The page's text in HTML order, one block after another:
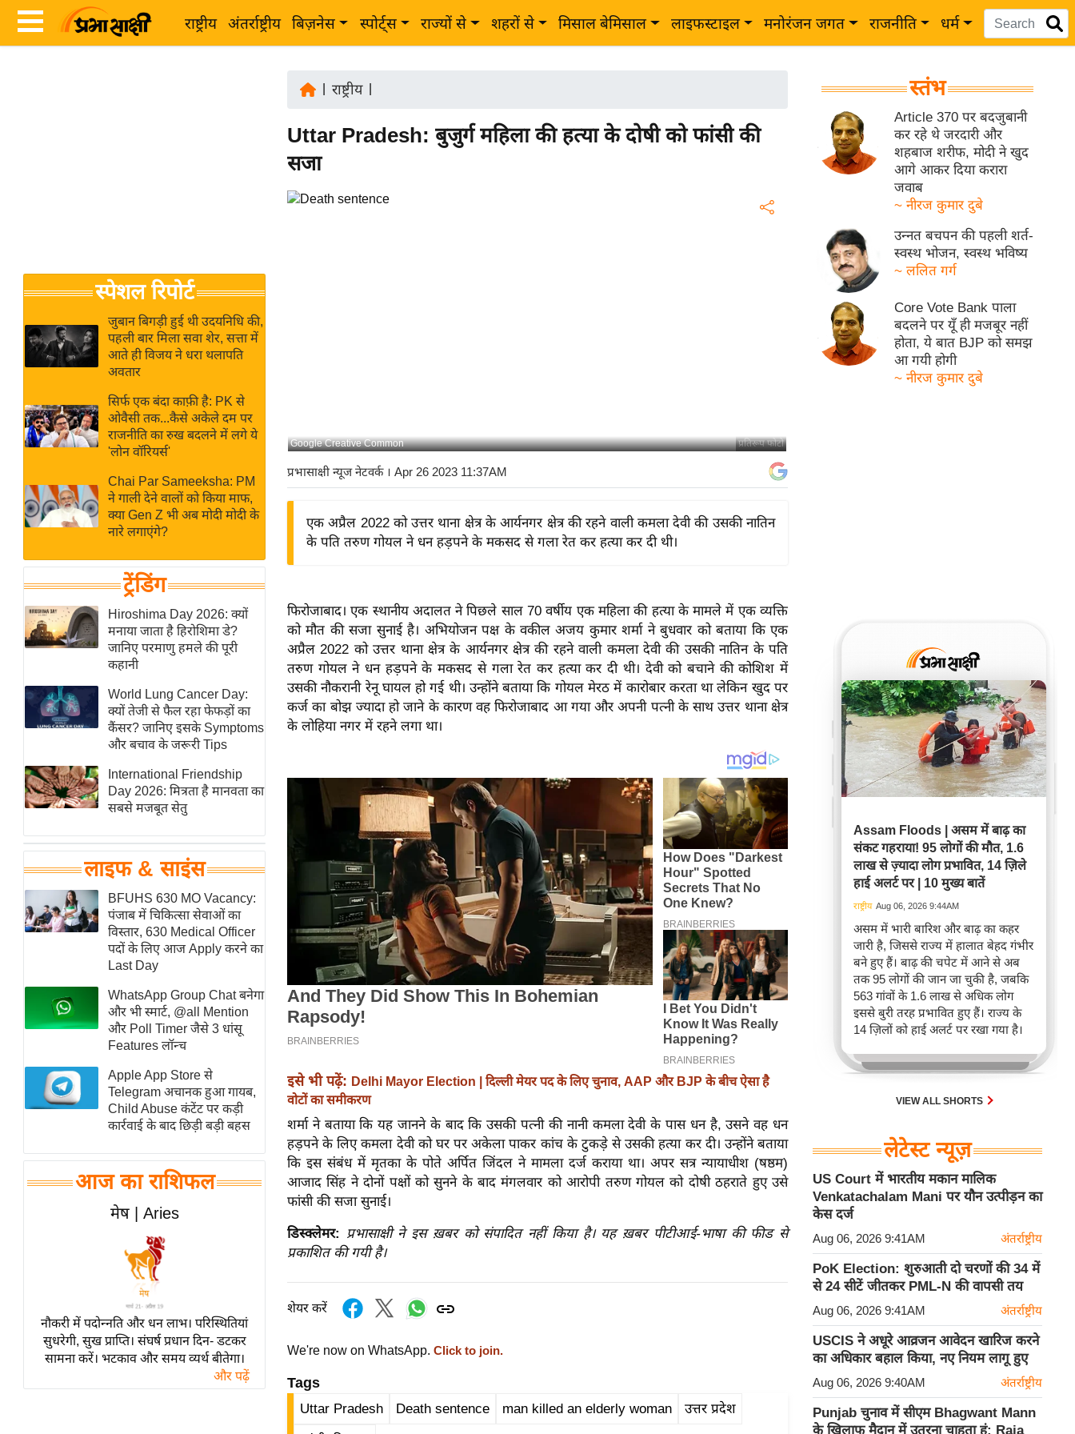
राष्ट्रीय अंतर्राष्ट्रीय बिज़नेस स्पोर्ट्स राज्यों से शहरों से मिसाल बेमिसाल लाइफस्टाइल मनोरंजन जगत राजनीति धर्म
Breaking
News in
Hindi
Hindi
Hindi
जगत
राय
बजट
क्रिकेट
IPL
ई-पेपर
मिसाल बेमिसाल
यंग इंडिया
साहित्य जगत
ऑटो वर्ल्ड
न्यूज ब्रीफ
बॉलीवुड
हॉलीवुड
फिल्म समीक्षा
Breaking
News
टेक्नॉलॉजी
ब्यूटी/फैशन
घरेलू नुस्खे
पर्यटन स्थल
फिटनेस मंत्रा
रिलेशनशिप
राजनीति
विश्लेषण
समसामयिक
मातृभूमि
स्तंभ
आई.
चाय पर
समीक्षा
धर्मस्थल
व्रत
स्पेशल रिपोर्ट
जुबान बिगड़ी हुई थी उदयनिधि की,
पहली बार मिला सवा शेर, सत्ता में
आते ही विजय ने धरा थलापति
अवतार
सिर्फ एक बंदा काफ़ी है: PK से
ओवैसी तक...कैसे अकेले दम पर
राजनीति का रुख बदलने में लगे ये
'लोन वॉरियर्स'
Chai Par Sameeksha: PM
ने गाली देने वालों को किया माफ,
क्या Gen Z भी अब मोदी मोदी के
नारे लगाएंगे?
ट्रेंडिंग
Hiroshima Day 2026: क्यों
मनाया जाता है हिरोशिमा डे?
जानिए परमाणु हमले की पूरी
कहानी
World Lung Cancer Day:
क्यों तेजी से फैल रहा फेफड़ों का
कैंसर? जानिए इसके Symptoms
और बचाव के जरूरी Tips
International Friendship
Day 2026: मित्रता है मानवता का
सबसे मजबूत सेतु
लाइफ & साइंस
BFUHS 630 MO Vacancy:
पंजाब में चिकित्सा सेवाओं का
विस्तार, 630 Medical Officer
पदों के लिए आज Apply करने का
Last Day
WhatsApp Group Chat बनेगा
और भी स्मार्ट, @all Mention
और Poll Timer जैसे 3 धांसू
Features लॉन्च
Apple App Store से
Telegram अचानक हुआ गायब,
Child Abuse कंटेंट पर कड़ी
कार्रवाई के बाद छिड़ी बड़ी बहस
आज का राशिफल
मेष | Aries
नौकरी में पदोन्नति और धन लाभ। परिस्थितियां
सुधरेगी, सुख प्राप्ति। संघर्ष प्रधान दिन- डटकर
सामना करें। भटकाव और समय व्यर्थ बीतेगा।
और पढ़ें
राष्ट्रीय|
Uttar Pradesh: बुजुर्ग महिला की हत्या के दोषी को फांसी की
सजा
प्रतिरूप फोटो
Google Creative Common
प्रभासाक्षी न्यूज नेटवर्क। Apr 26 2023 11:37AM
एक अप्रैल 2022 को उत्तर थाना क्षेत्र के आर्यनगर क्षेत्र की रहने वाली कमला देवी की उसकी नातिन
के पति तरुण गोयल ने धन हड़पने के मकसद से गला रेत कर हत्या कर दी थी।
फिरोजाबाद। एक स्थानीय अदालत ने पिछले साल 70 वर्षीय एक महिला की हत्या के मामले में एक व्यक्ति
को मौत की सजा सुनाई है। अभियोजन पक्ष के वकील अजय कुमार शर्मा ने बुधवार को बताया कि एक
अप्रैल 2022 को उत्तर थाना क्षेत्र के आर्यनगर क्षेत्र की रहने वाली कमला देवी की उसकी नातिन के पति
तरुण गोयल ने धन हड़पने के मकसद से गला रेत कर हत्या कर दी थी। देवी को बचाने की कोशिश में
उसकी नौकरानी रेनू घायल हो गई थी। उन्होंने बताया कि गोयल मेरठ में कारोबार करता था लेकिन खुद पर
कर्ज का बोझ ज्यादा हो जाने के कारण वह फिरोजाबाद आ गया और अपनी पत्नी के साथ उत्तर थाना क्षेत्र
के लोहिया नगर में रहने लगा था।
इसे भी पढ़ें: Delhi Mayor Election | दिल्ली मेयर पद के लिए चुनाव, AAP और BJP के बीच ऐसा है
वोटों का समीकरण
शर्मा ने बताया कि यह जानने के बाद कि उसकी पत्नी की नानी कमला देवी के पास धन है, उसने वह धन
हड़पने के लिए कमला देवी को घर पर अकेला पाकर कांच के टुकड़े से उसकी हत्या कर दी। उन्होंने बताया
कि इस संबंध में मृतका के पोते अर्पित जिंदल ने मामला दर्ज कराया था। अपर सत्र न्यायाधीश (षष्ठम)
आजाद सिंह ने दोनों पक्षों को सुनने के बाद मंगलवार को आरोपी तरुण गोयल को दोषी ठहराते हुए उसे
फांसी की सजा सुनाई।
डिस्क्लेमर: प्रभासाक्षी ने इस ख़बर को संपादित नहीं किया है। यह ख़बर पीटीआई-भाषा की फीड से
प्रकाशित की गयी है।
शेयर करें
We're now on WhatsApp. Click to join.
Tags
Uttar Pradesh Death sentence man killed an elderly woman उत्तर प्रदेश
स्तंभ
Article 370 पर बदजुबानी
कर रहे थे जरदारी और
शहबाज शरीफ, मोदी ने खुद
आगे आकर दिया करारा
जवाब
~ नीरज कुमार दुबे
उन्नत बचपन की पहली शर्त-
स्वस्थ भोजन, स्वस्थ भविष्य
~ ललित गर्ग
Core Vote Bank पाला
बदलने पर यूँ ही मजबूर नहीं
होता, ये बात BJP को समझ
आ गयी होगी
~ नीरज कुमार दुबे
Assam Floods | असम में बाढ़ का
संकट गहराया! 95 लोगों की मौत, 1.6
लाख से ज़्यादा लोग प्रभावित, 14 ज़िले
हाई अलर्ट पर | 10 मुख्य बातें
राष्ट्रीय Aug 06, 2026 9:44AM
असम में भारी बारिश और बाढ़ का कहर
जारी है, जिससे राज्य में हालात बेहद गंभीर
बने हुए हैं। बाढ़ की चपेट में आने से अब
तक 95 लोगों की जान जा चुकी है, जबकि
563 गांवों के 1.6 लाख से अधिक लोग
इससे बुरी तरह प्रभावित हुए हैं। राज्य के
14 ज़िलों को हाई अलर्ट पर रखा गया है।
VIEW ALL SHORTS
लेटेस्ट न्यूज़
US Court में भारतीय मकान मालिक
Venkatachalam Mani पर यौन उत्पीड़न का
केस दर्ज
Aug 06, 2026 9:41AM अंतर्राष्ट्रीय
PoK Election: शुरुआती दो चरणों की 34 में
से 24 सीटें जीतकर PML-N की वापसी तय
Aug 06, 2026 9:41AM अंतर्राष्ट्रीय
USCIS ने अधूरे आव्रजन आवेदन खारिज करने
का अधिकार बहाल किया, नए नियम लागू हुए
Aug 06, 2026 9:40AM अंतर्राष्ट्रीय
Punjab चुनाव में सीएम Bhagwant Mann
के खिलाफ मैदान में उतरना चाहता हूं: Raja